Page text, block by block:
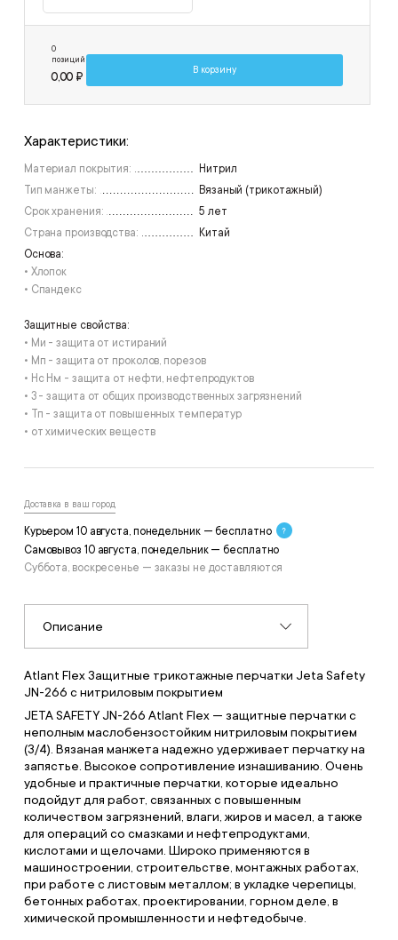
0
позиций
0,00 ₽
В корзину
Характеристики:
Материал покрытия:
Нитрил
Тип манжеты:
Вязаный (трикотажный)
Срок хранения:
5 лет
Страна производства:
Китай
Основа:
• Хлопок
• Спандекс
Защитные свойства:
• Ми - защита от истираний
• Мп - защита от проколов, порезов
• Нс Нм - защита от нефти, нефтепродуктов
• З - защита от общих производственных загрязнений
• Тп - защита от повышенных температур
• от химических веществ
Доставка в ваш город
Курьером 10 августа, понедельник — бесплатно
Самовывоз 10 августа, понедельник — бесплатно
Суббота, воскресенье — заказы не доставляются
Описание
Atlant Flex Защитные трикотажные перчатки Jeta Safety
JN-266 с нитриловым покрытием
JETA SAFETY JN-266 Atlant Flex — защитные перчатки с
неполным маслобензостойким нитриловым покрытием
(3/4). Вязаная манжета надежно удерживает перчатку на
запястье. Высокое сопротивление изнашиванию. Очень
удобные и практичные перчатки, которые идеально
подойдут для работ, связанных с повышенным
количеством загрязнений, влаги, жиров и масел, а также
для операций со смазками и нефтепродуктами,
кислотами и щелочами. Широко применяются в
машиностроении, строительстве, монтажных работах,
при работе с листовым металлом; в укладке черепицы,
бетонных работах, проектировании, горном деле, в
химической промышленности и нефтедобыче.